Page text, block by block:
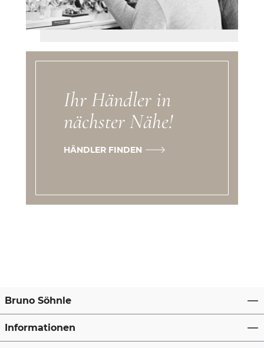
Ihr Händler in
nächster Nähe!
HÄNDLER FINDEN
Bruno Söhnle
Informationen